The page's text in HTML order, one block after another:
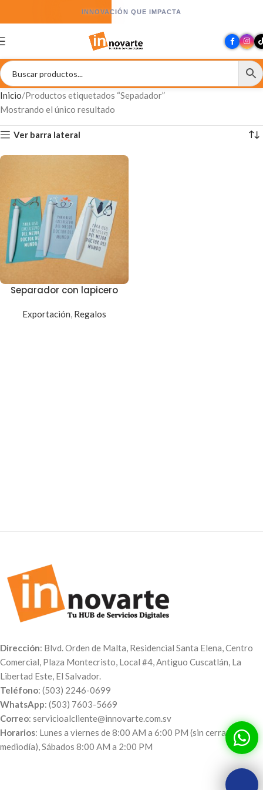
INNOVACIÓN QUE IMPACTA
Inicio Productos etiquetados “Sepadador”
Mostrando el único resultado
Ver barra lateral
Separador con lapicero
Exportación, Regalos
Dirección: Blvd. Orden de Malta, Residencial Santa Elena, Centro
Comercial, Plaza Montecristo, Local #4, Antiguo Cuscatlán, La
Libertad Este, El Salvador.
Teléfono: (503) 2246-0699
WhatsApp: (503) 7603-5669
Correo: servicioalcliente@innovarte.com.sv
Horarios: Lunes a viernes de 8:00 AM a 6:00 PM (sin cerrar al
mediodía), Sábados 8:00 AM a 2:00 PM